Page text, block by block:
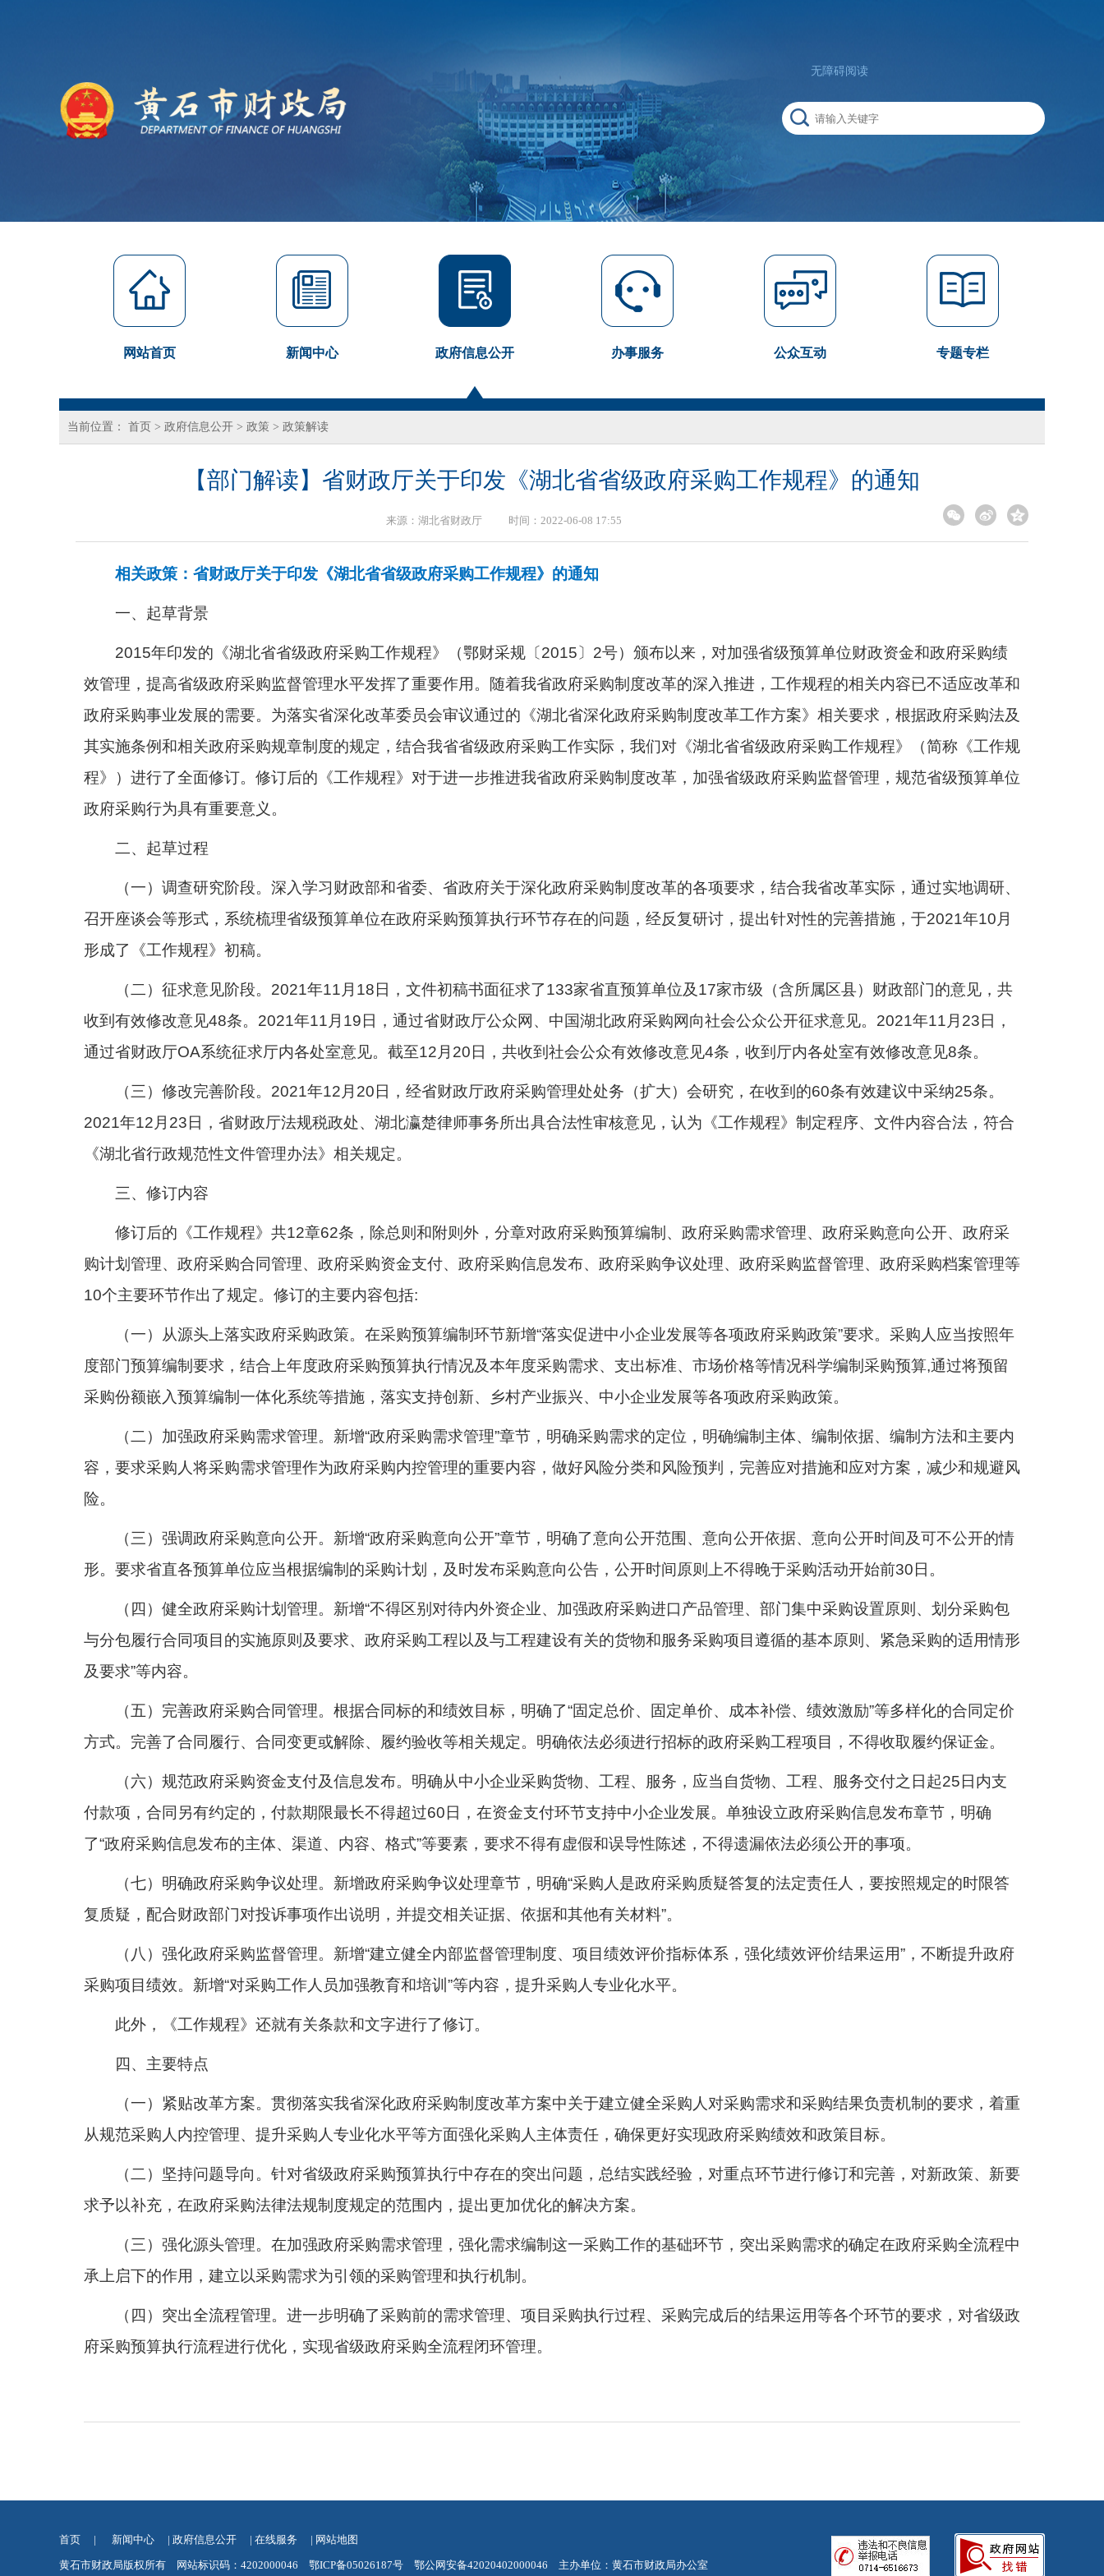
无障碍阅读
网站首页 新闻中心 政府信息公开 办事服务 公众互动 专题专栏
当前位置： 首页 > 政府信息公开 > 政策 > 政策解读
【部门解读】省财政厅关于印发《湖北省省级政府采购工作规程》的通知
来源： 湖北省财政厅 时间：2022-06-08 17:55
相关政策： 省财政厅关于印发《湖北省省级政府采购工作规程》的通知
一、起草背景
2015年印发的《湖北省省级政府采购工作规程》（鄂财采规〔2015〕2号）颁布以来，对加强省级预算单位财政资金和政府采购绩
效管理，提高省级政府采购监督管理水平发挥了重要作用。随着我省政府采购制度改革的深入推进，工作规程的相关内容已不适应改革和
政府采购事业发展的需要。为落实省深化改革委员会审议通过的《湖北省深化政府采购制度改革工作方案》相关要求，根据政府采购法及
其实施条例和相关政府采购规章制度的规定，结合我省省级政府采购工作实际，我们对《湖北省省级政府采购工作规程》（简称《工作规
程》）进行了全面修订。修订后的《工作规程》对于进一步推进我省政府采购制度改革，加强省级政府采购监督管理，规范省级预算单位
政府采购行为具有重要意义。
二、起草过程
（一）调查研究阶段。深入学习财政部和省委、省政府关于深化政府采购制度改革的各项要求，结合我省改革实际，通过实地调研、
召开座谈会等形式，系统梳理省级预算单位在政府采购预算执行环节存在的问题，经反复研讨，提出针对性的完善措施，于2021年10月
形成了《工作规程》初稿。
（二）征求意见阶段。2021年11月18日，文件初稿书面征求了133家省直预算单位及17家市级（含所属区县）财政部门的意见，共
收到有效修改意见48条。2021年11月19日，通过省财政厅公众网、中国湖北政府采购网向社会公众公开征求意见。2021年11月23日，
通过省财政厅OA系统征求厅内各处室意见。截至12月20日，共收到社会公众有效修改意见4条，收到厅内各处室有效修改意见8条。
（三）修改完善阶段。2021年12月20日，经省财政厅政府采购管理处处务（扩大）会研究，在收到的60条有效建议中采纳25条。
2021年12月23日，省财政厅法规税政处、湖北瀛楚律师事务所出具合法性审核意见，认为《工作规程》制定程序、文件内容合法，符合
《湖北省行政规范性文件管理办法》相关规定。
三、修订内容
修订后的《工作规程》共12章62条，除总则和附则外，分章对政府采购预算编制、政府采购需求管理、政府采购意向公开、政府采
购计划管理、政府采购合同管理、政府采购资金支付、政府采购信息发布、政府采购争议处理、政府采购监督管理、政府采购档案管理等
10个主要环节作出了规定。修订的主要内容包括:
（一）从源头上落实政府采购政策。在采购预算编制环节新增“落实促进中小企业发展等各项政府采购政策”要求。采购人应当按照年
度部门预算编制要求，结合上年度政府采购预算执行情况及本年度采购需求、支出标准、市场价格等情况科学编制采购预算,通过将预留
采购份额嵌入预算编制一体化系统等措施，落实支持创新、乡村产业振兴、中小企业发展等各项政府采购政策。
（二）加强政府采购需求管理。新增“政府采购需求管理”章节，明确采购需求的定位，明确编制主体、编制依据、编制方法和主要内
容，要求采购人将采购需求管理作为政府采购内控管理的重要内容，做好风险分类和风险预判，完善应对措施和应对方案，减少和规避风
险。
（三）强调政府采购意向公开。新增“政府采购意向公开”章节，明确了意向公开范围、意向公开依据、意向公开时间及可不公开的情
形。要求省直各预算单位应当根据编制的采购计划，及时发布采购意向公告，公开时间原则上不得晚于采购活动开始前30日。
（四）健全政府采购计划管理。新增“不得区别对待内外资企业、加强政府采购进口产品管理、部门集中采购设置原则、划分采购包
与分包履行合同项目的实施原则及要求、政府采购工程以及与工程建设有关的货物和服务采购项目遵循的基本原则、紧急采购的适用情形
及要求”等内容。
（五）完善政府采购合同管理。根据合同标的和绩效目标，明确了“固定总价、固定单价、成本补偿、绩效激励”等多样化的合同定价
方式。完善了合同履行、合同变更或解除、履约验收等相关规定。明确依法必须进行招标的政府采购工程项目，不得收取履约保证金。
（六）规范政府采购资金支付及信息发布。明确从中小企业采购货物、工程、服务，应当自货物、工程、服务交付之日起25日内支
付款项，合同另有约定的，付款期限最长不得超过60日，在资金支付环节支持中小企业发展。单独设立政府采购信息发布章节，明确
了“政府采购信息发布的主体、渠道、内容、格式”等要素，要求不得有虚假和误导性陈述，不得遗漏依法必须公开的事项。
（七）明确政府采购争议处理。新增政府采购争议处理章节，明确“采购人是政府采购质疑答复的法定责任人，要按照规定的时限答
复质疑，配合财政部门对投诉事项作出说明，并提交相关证据、依据和其他有关材料”。
（八）强化政府采购监督管理。新增“建立健全内部监督管理制度、项目绩效评价指标体系，强化绩效评价结果运用”，不断提升政府
采购项目绩效。新增“对采购工作人员加强教育和培训”等内容，提升采购人专业化水平。
此外，《工作规程》还就有关条款和文字进行了修订。
四、主要特点
（一）紧贴改革方案。贯彻落实我省深化政府采购制度改革方案中关于建立健全采购人对采购需求和采购结果负责机制的要求，着重
从规范采购人内控管理、提升采购人专业化水平等方面强化采购人主体责任，确保更好实现政府采购绩效和政策目标。
（二）坚持问题导向。针对省级政府采购预算执行中存在的突出问题，总结实践经验，对重点环节进行修订和完善，对新政策、新要
求予以补充，在政府采购法律法规制度规定的范围内，提出更加优化的解决方案。
（三）强化源头管理。在加强政府采购需求管理，强化需求编制这一采购工作的基础环节，突出采购需求的确定在政府采购全流程中
承上启下的作用，建立以采购需求为引领的采购管理和执行机制。
（四）突出全流程管理。进一步明确了采购前的需求管理、项目采购执行过程、采购完成后的结果运用等各个环节的要求，对省级政
府采购预算执行流程进行优化，实现省级政府采购全流程闭环管理。
首页 | 新闻中心 | 政府信息公开 | 在线服务 | 网站地图
黄石市财政局版权所有 网站标识码：4202000046 鄂ICP备05026187号 鄂公网安备42020402000046 主办单位：黄石市财政局办公室